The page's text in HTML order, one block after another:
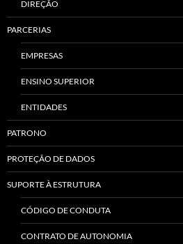
DIREÇÃO
PARCERIAS
EMPRESAS
ENSINO SUPERIOR
ENTIDADES
PATRONO
PROTEÇÃO DE DADOS
SUPORTE À ESTRUTURA
CÓDIGO DE CONDUTA
CONTRATO DE AUTONOMIA